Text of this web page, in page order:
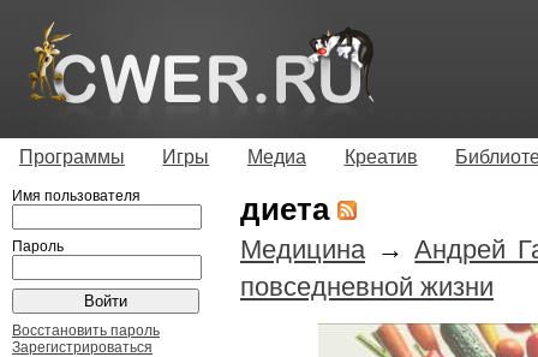
Программы Игры Медиа Креатив
диета
Медицина →Андрей
повседневной жизни
Имя пользователя
Пароль
Восстановить пароль
Зарегистрироваться